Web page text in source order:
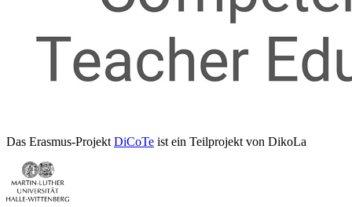
Das Erasmus-Projekt DiCoTe ist ein Teilprojekt von DikoLa